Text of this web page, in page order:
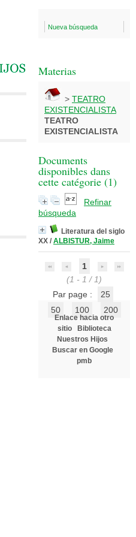
Nueva búsqueda
Materias
> TEATRO
EXISTENCIALISTA
TEATRO
EXISTENCIALISTA
Documents
disponibles dans
cette catégorie (1)
Refinar
búsqueda
Literatura del siglo
XX / ALBISTUR, Jaime
1
(1 - 1 / 1)
Par page :
25
50
100 200
Enlace hacia otro
sitio
Biblioteca
Nuestros Hijos
Buscar en Google
pmb